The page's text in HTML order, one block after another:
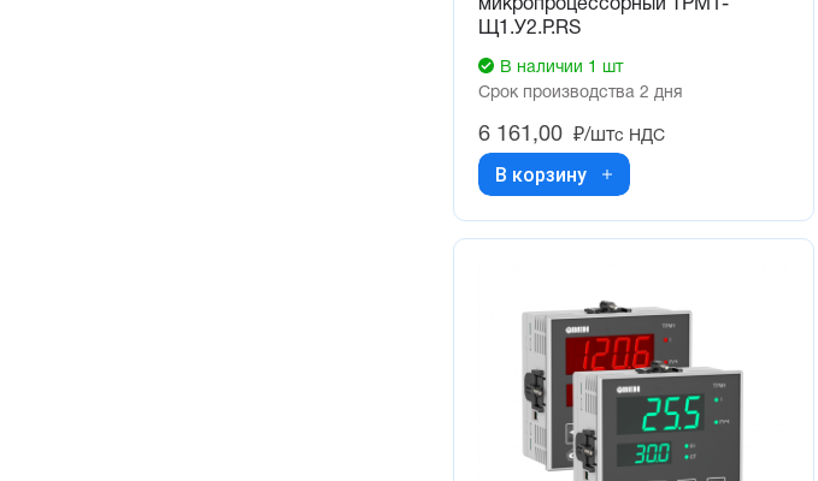
микропроцессорный ТРМ1-
Щ1.У2.Р.RS
В наличии 1 шт
Срок производства 2 дня
6 161,00 ₽/штс НДС
В корзину